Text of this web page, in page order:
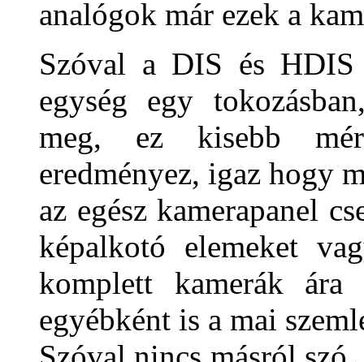
analógok már ezek a
Szóval a DIS és
egység egy
meg, ez kisebb
eredményez, igaz hogy
az egész kamerapanel
képalkotó elemeket
komplett kamerák
egyébként is a mai